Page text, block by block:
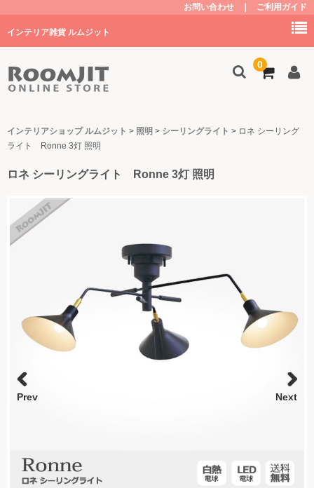
お問い合わせ ご利用ガイド
インテリア雑貨 ルムジット
0
トップ
キッチン
時計
日用品
よくある質問
インテリアショップ ルムジット > 照明 > シーリングライト > ロネ シーリング
ライト Ronne 3灯 照明
ロネ シーリングライト Ronne 3灯 照明
Prev Next